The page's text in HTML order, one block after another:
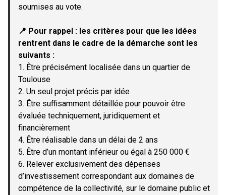
soumises au vote.
📍 Pour rappel : les critères pour que les idées
rentrent dans le cadre de la démarche sont les
suivants :
1. Être précisément localisée dans un quartier de
Toulouse
2. Un seul projet précis par idée
3. Être suffisamment détaillée pour pouvoir être
évaluée techniquement, juridiquement et
financièrement
4. Être réalisable dans un délai de 2 ans
5. Être d’un montant inférieur ou égal à 250 000 €
6. Relever exclusivement des dépenses
d’investissement correspondant aux domaines de
compétence de la collectivité, sur le domaine public et